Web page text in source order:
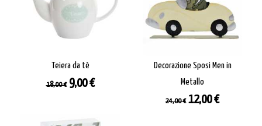
Teiera da tè
Prezzo
18,00 € Prezzo
9,00 €
Decorazione Sposi Men in
Metallo
Prezzo
24,00 € Prezzo
12,00 €